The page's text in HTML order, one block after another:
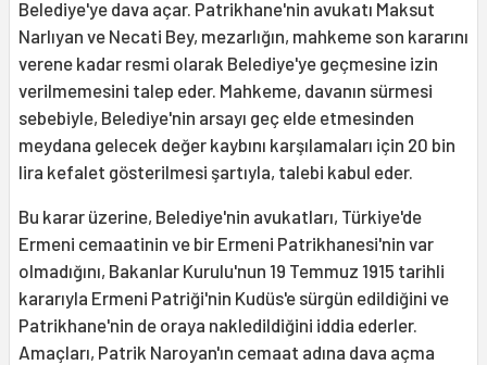
Belediye'ye dava açar. Patrikhane'nin avukatı Maksut
Narlıyan ve Necati Bey, mezarlığın, mahkeme son kararını
verene kadar resmi olarak Belediye'ye geçmesine izin
verilmemesini talep eder. Mahkeme, davanın sürmesi
sebebiyle, Belediye'nin arsayı geç elde etmesinden
meydana gelecek değer kaybını karşılamaları için 20 bin
lira kefalet gösterilmesi şartıyla, talebi kabul eder.
Bu karar üzerine, Belediye'nin avukatları, Türkiye'de
Ermeni cemaatinin ve bir Ermeni Patrikhanesi'nin var
olmadığını, Bakanlar Kurulu'nun 19 Temmuz 1915 tarihli
kararıyla Ermeni Patriği'nin Kudüs'e sürgün edildiğini ve
Patrikhane'nin de oraya nakledildiğini iddia ederler.
Amaçları, Patrik Naroyan'ın cemaat adına dava açma